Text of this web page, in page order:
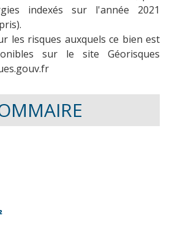
indexés sur l'année 2021
les risques auxquels ce bien est
sur le site Géorisques